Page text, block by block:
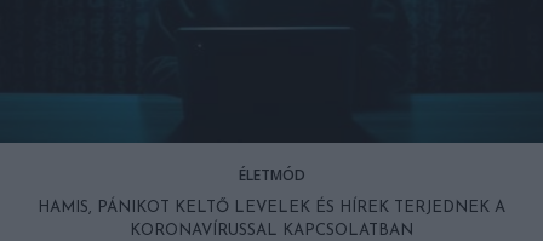
ÉLETMÓD
HAMIS, PÁNIKOT KELTŐ LEVELEK ÉS HÍREK TERJEDNEK A
KORONAVÍRUSSAL KAPCSOLATBAN